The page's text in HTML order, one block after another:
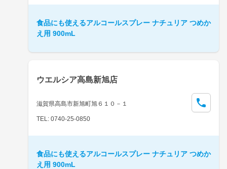
食品にも使えるアルコールスプレー ナチュリア つめか
え用 900mL
ウエルシア高島新旭店
滋賀県高島市新旭町旭６１０－１
TEL: 0740-25-0850
食品にも使えるアルコールスプレー ナチュリア つめか
え用 900mL